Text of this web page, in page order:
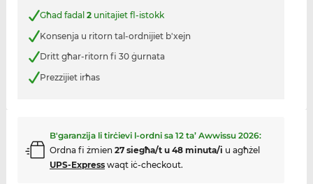
Għad fadal 2unitajiet fl-istokk
Konsenja u ritorn tal-ordnijiet b'xejn
Dritt għar-ritorn fi 30 ġurnata
Prezzijiet irħas
B'garanzija li tirċievi l-ordni sa 12 ta’ Awwissu 2026:
Ordna fi żmien 27 siegħa/t u 48 minuta/i u agħżel
UPS-Expresswaqt iċ-checkout.